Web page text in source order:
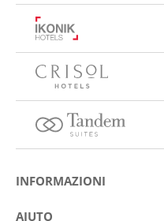
INFORMAZIONI
Su Eurostars Hotel Company
AIUTO